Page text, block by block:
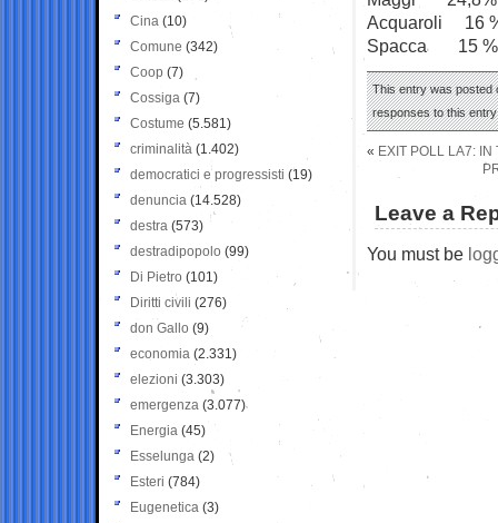
Acquaroli 16
Spacca 15 %
This entry was posted
responses to this
« EXIT POLL LA7: IN
Leave a
You must be
Cina (10)
Comune (342)
Coop (7)
Cossiga (7)
Costume (5.581)
criminalità (1.402)
democratici e progressisti (19)
denuncia (14.528)
destra (573)
destradipopolo (99)
Di Pietro (101)
Diritti civili (276)
don Gallo (9)
economia (2.331)
elezioni (3.303)
emergenza (3.077)
Energia (45)
Esselunga (2)
Esteri (784)
Eugenetica (3)